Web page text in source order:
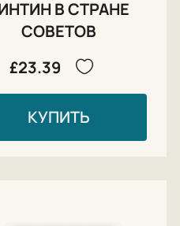
В СТРАНЕ
СОВЕТОВ
£23.39
КУПИТЬ